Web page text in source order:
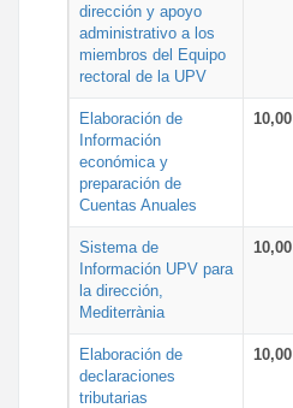
dirección y apoyo
administrativo a los
miembros del Equipo
rectoral de la UPV
Elaboración de
Información
económica y
preparación de
Cuentas Anuales
10,00
Sistema de
Información UPV para
la dirección,
Mediterrània
10,00
Elaboración de
declaraciones
tributarias
10,00